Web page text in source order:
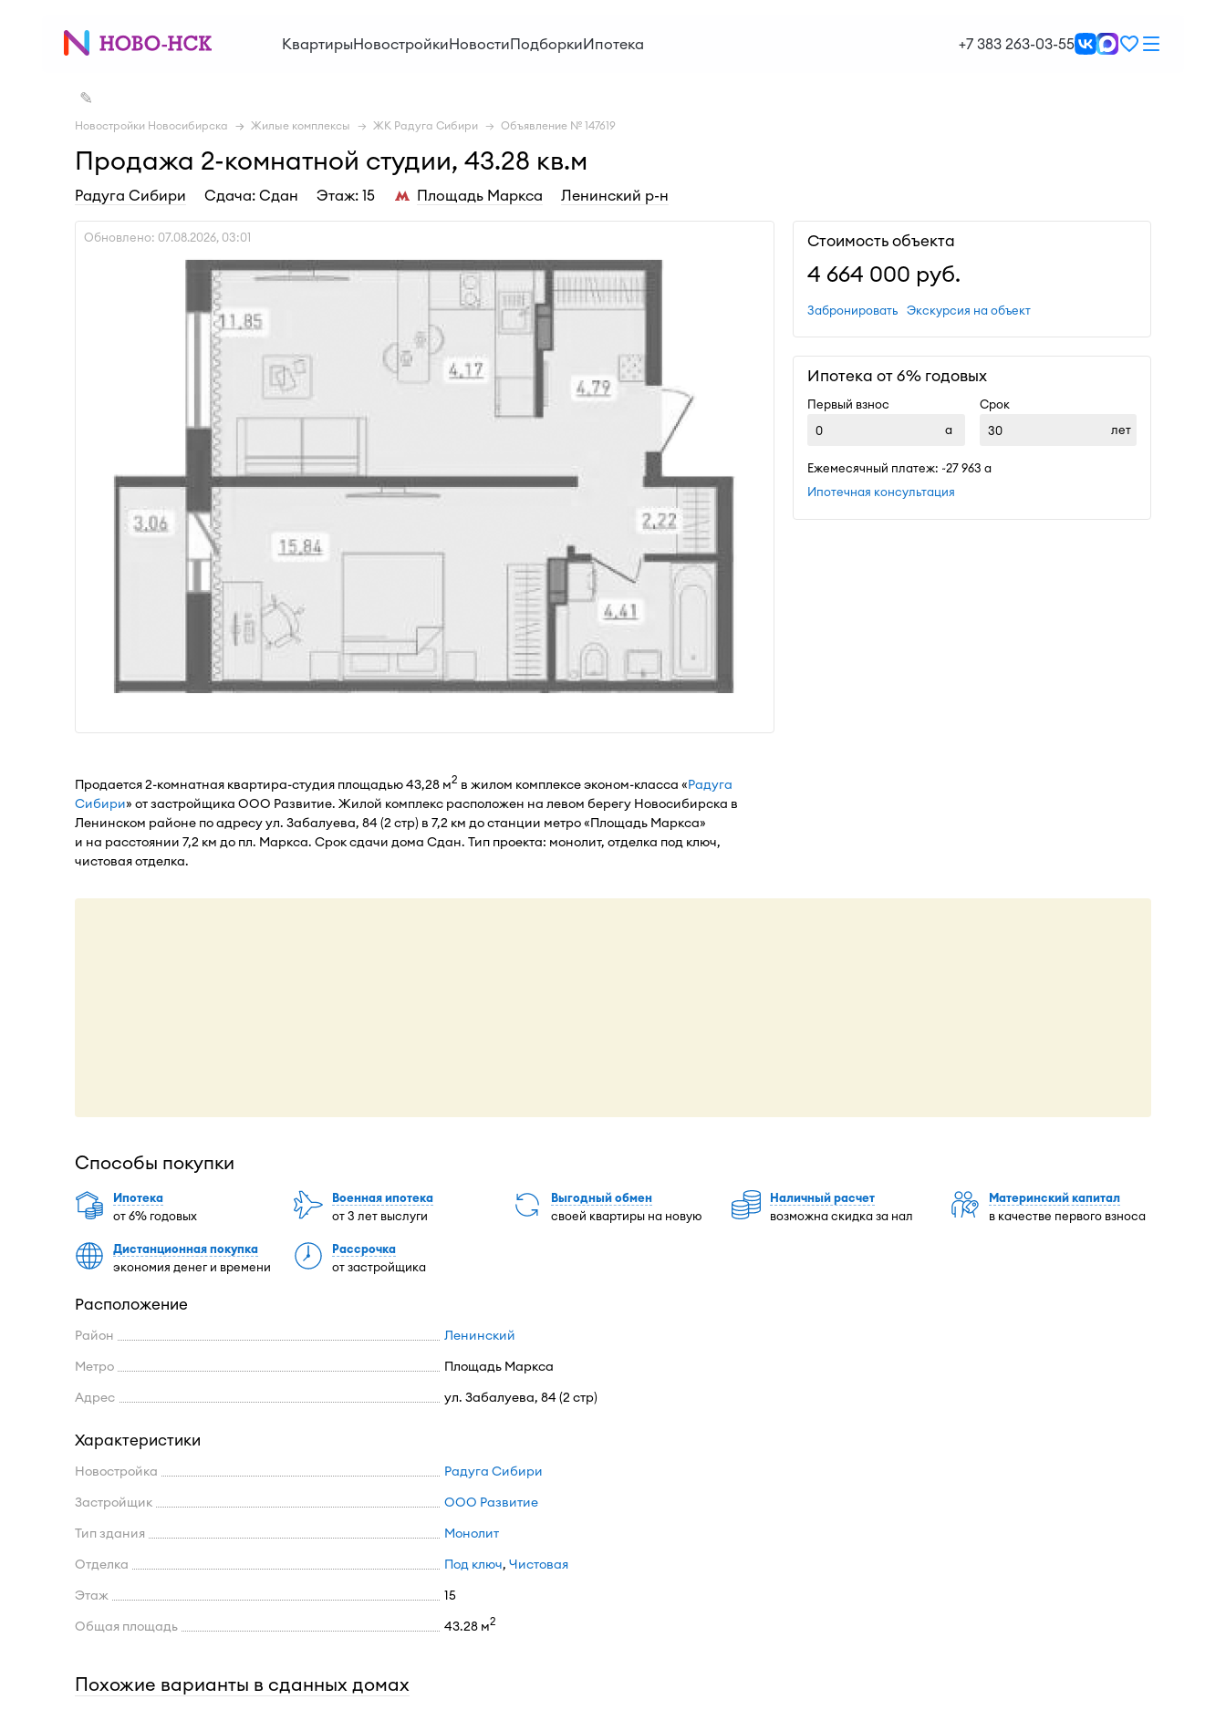
КвартирыНовостройкиНовостиПодборкиИпотека +7 383 263-03-55
✎
Новостройки Новосибирска Жилые комплексы ЖК Радуга Сибири Объявление № 147619
Продажа 2-комнатной студии, 43.28 кв.м
Радуга Сибири Cдача: Сдан Этаж: 15 Площадь Маркса Ленинский р-н
Обновлено: 07.08.2026, 03:01 Стоимость объекта
4 664 000 руб.
Экскурсия на объект
Забронировать
Ипотека от 6% годовых
Первый взнос
Срок
лет
Ежемесячный платеж: ~27 963
Ипотечная консультация
Продается 2-комнатная квартира-студия площадью 43,28 м2 в жилом комплексе эконом-класса «Радуга
Сибири» от застройщика ООО Развитие. Жилой комплекс расположен на левом берегу Новосибирска в
Ленинском районе по адресу ул. Забалуева, 84 (2 стр) в 7,2 км до станции метро «Площадь Маркса»
и на расстоянии 7,2 км до пл. Маркса. Срок сдачи дома Сдан. Тип проекта: монолит, отделка под ключ,
чистовая отделка.
Способы покупки
Ипотека
от 6% годовых
Военная ипотека
от 3 лет выслуги
Выгодный обмен
своей квартиры на новую
Наличный расчет
возможна скидка за нал
Материнский капитал
в качестве первого взноса
Дистанционная покупка
экономия денег и времени
Рассрочка
от застройщика
Расположение
Район
Ленинский
Метро
Площадь Маркса
Адрес
ул. Забалуева, 84 (2 стр)
Характеристики
Новостройка
Радуга Сибири
Застройщик
ООО Развитие
Тип здания
Монолит
Отделка
Под ключ,Чистовая
Этаж
15
Общая площадь
43.28 м2
Похожие варианты в сданных домах